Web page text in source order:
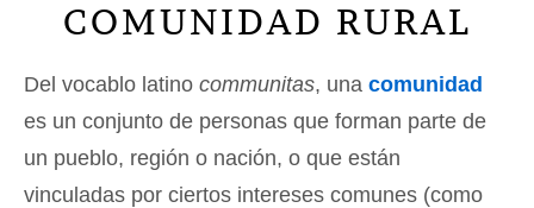
COMUNIDAD RURAL
Del vocablo latino communitas, una comunidad
es un conjunto de personas que forman parte de
un pueblo, región o nación, o que están
vinculadas por ciertos intereses comunes (como